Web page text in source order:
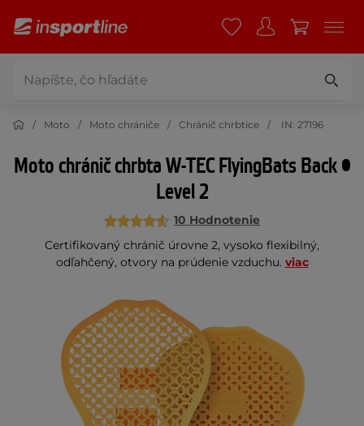
Moto Moto chrániče Chránič chrbtice IN: 27196
Moto chránič chrbta W-TEC FlyingBats Back •
Level 2
10 Hodnotenie
Certifikovaný chránič úrovne 2, vysoko flexibilný,
odľahčený, otvory na prúdenie vzduchu. viac